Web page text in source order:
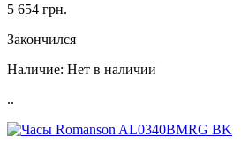
5 654 грн.
Закончился
Наличие: Нет в наличии
..